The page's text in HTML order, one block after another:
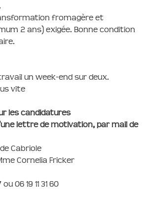
fromagère et
2 ans) exigée. Bonne condition
un week-end sur deux.
vite
les candidatures
lettre de motivation, par mail de
Cabriole
Cornelia Fricker
06 19 11 31 60